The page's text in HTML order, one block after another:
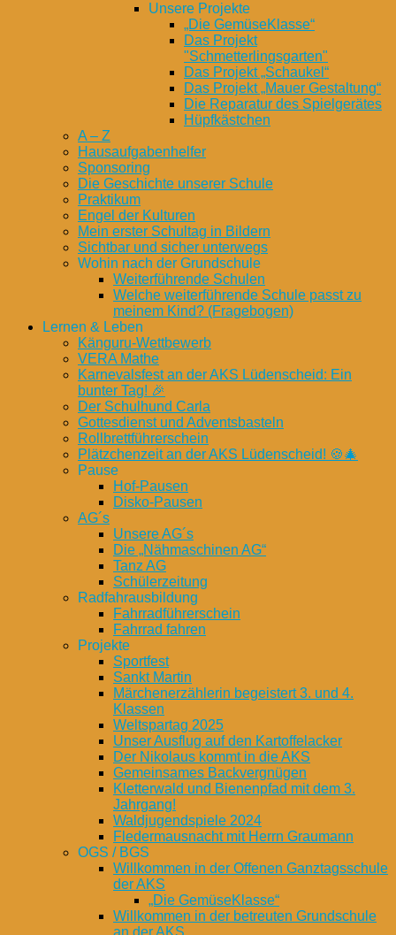
Unsere Projekte
„Die GemüseKlasse“
Das Projekt
"Schmetterlingsgarten"
Das Projekt „Schaukel“
Das Projekt „Mauer Gestaltung“
Die Reparatur des Spielgerätes
Hüpfkästchen
A – Z
Hausaufgabenhelfer
Sponsoring
Die Geschichte unserer Schule
Praktikum
Engel der Kulturen
Mein erster Schultag in Bildern
Sichtbar und sicher unterwegs
Wohin nach der Grundschule
Weiterführende Schulen
Welche weiterführende Schule passt zu
meinem Kind? (Fragebogen)
Lernen & Leben
Känguru-Wettbewerb
VERA Mathe
Karnevalsfest an der AKS Lüdenscheid: Ein
bunter Tag! 🎉
Der Schulhund Carla
Gottesdienst und Adventsbasteln
Rollbrettführerschein
Plätzchenzeit an der AKS Lüdenscheid! 🍪🎄
Pause
Hof-Pausen
Disko-Pausen
AG´s
Unsere AG´s
Die „Nähmaschinen AG“
Tanz AG
Schülerzeitung
Radfahrausbildung
Fahrradführerschein
Fahrrad fahren
Projekte
Sportfest
Sankt Martin
Märchenerzählerin begeistert 3. und 4.
Klassen
Weltspartag 2025
Unser Ausflug auf den Kartoffelacker
Der Nikolaus kommt in die AKS
Gemeinsames Backvergnügen
Kletterwald und Bienenpfad mit dem 3.
Jahrgang!
Waldjugendspiele 2024
Fledermausnacht mit Herrn Graumann
OGS / BGS
Willkommen in der Offenen Ganztagsschule
der AKS
„Die GemüseKlasse“
Willkommen in der betreuten Grundschule
an der AKS